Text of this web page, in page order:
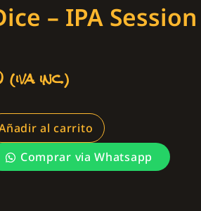
– IPA
(iva inc.)
al carrito
Comprar via Whatsapp